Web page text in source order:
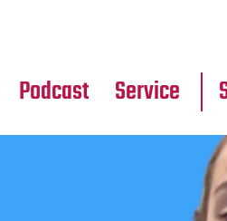
Podcast Service